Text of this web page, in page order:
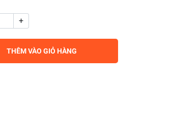
+
THÊM VÀO GIỎ HÀNG